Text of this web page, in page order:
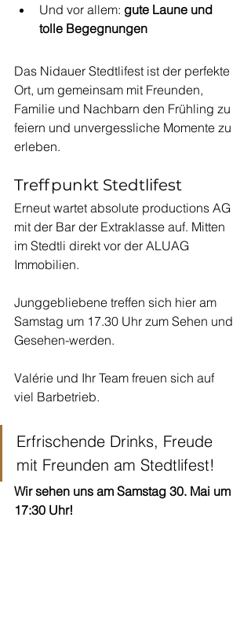
Und vor allem: gute Laune und
tolle Begegnungen
Das Nidauer Stedtlifest ist der perfekte
Ort, um gemeinsam mit Freunden,
Familie und Nachbarn den Frühling zu
feiern und unvergessliche Momente zu
erleben.
Treffpunkt Stedtlifest
Erneut wartet absolute productions AG
mit der Bar der Extraklasse auf. Mitten
im Stedtli direkt vor der ALUAG
Immobilien.
Junggebliebene treffen sich hier am
Samstag um 17.30 Uhr zum Sehen und
Gesehen-werden.
Valérie und Ihr Team freuen sich auf
viel Barbetrieb.
Erfrischende Drinks, Freude
mit Freunden am Stedtlifest!
Wir sehen uns am Samstag 30. Mai um
17:30 Uhr!